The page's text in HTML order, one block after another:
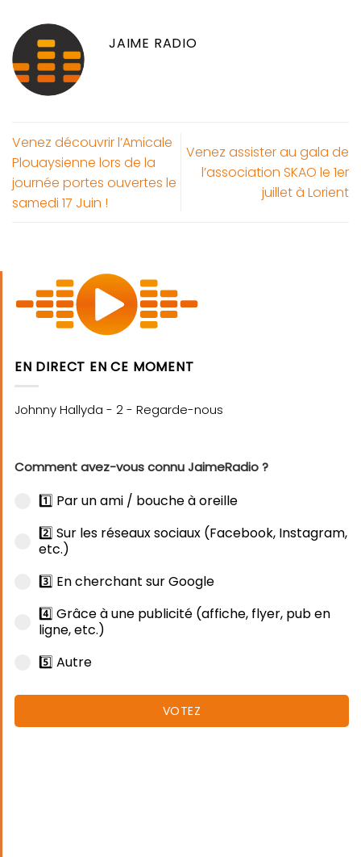
JAIME RADIO
Venez découvrir l’Amicale
Plouaysienne lors de la
journée portes ouvertes le
samedi 17 Juin !
Venez assister au gala de
l’association SKAO le 1er
juillet à Lorient
EN DIRECT EN CE MOMENT
Comment avez-vous connu JaimeRadio ?
1️⃣ Par un ami / bouche à oreille
2️⃣ Sur les réseaux sociaux (Facebook, Instagram,
etc.)
3️⃣ En cherchant sur Google
4️⃣ Grâce à une publicité (affiche, flyer, pub en
ligne, etc.)
5️⃣ Autre
VOTEZ